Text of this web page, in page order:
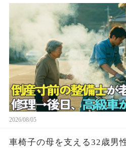
2026/08/05
車椅子の母を支える32歳男